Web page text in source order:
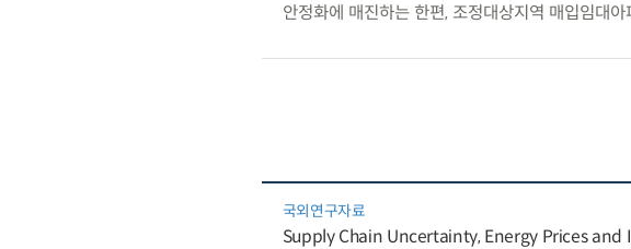
안정화에 매진하는 한편, 조정대상지역 매입임대
국외연구자료
Supply Chain Uncertainty, Energy Prices and